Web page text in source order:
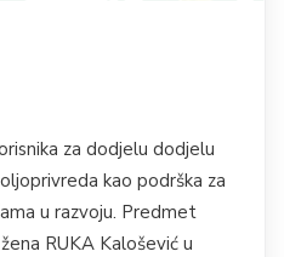
za dodjelu dodjelu
kao podrška za
u razvoju. Predmet
RUKA Kalošević u